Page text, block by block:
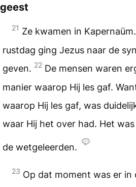
geest
21 Ze kwamen in
rustdag ging Jezus naar de
geven. 22 De mensen waren
manier waarop Hij les gaf.
waarop Hij les gaf, was
waar Hij het over had. Het
de wetgeleerden.
23 Op dat moment was er in